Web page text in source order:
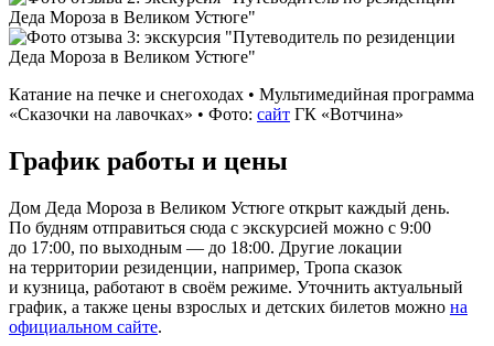
Катание на печке и снегоходах • Мультимедийная программа
«Сказочки на лавочках» • Фото: сайт ГК «Вотчина»
График работы и цены
Дом Деда Мороза в Великом Устюге открыт каждый день.
По будням отправиться сюда с экскурсией можно с 9:00
до 17:00, по выходным — до 18:00. Другие локации
на территории резиденции, например, Тропа сказок
и кузница, работают в своём режиме. Уточнить актуальный
график, а также цены взрослых и детских билетов можно на
официальном сайте.